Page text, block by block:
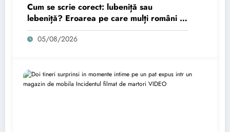
Cum se scrie corect: lubeniță sau
lebeniță? Eroarea pe care mulți români o
comit.
05/08/2026